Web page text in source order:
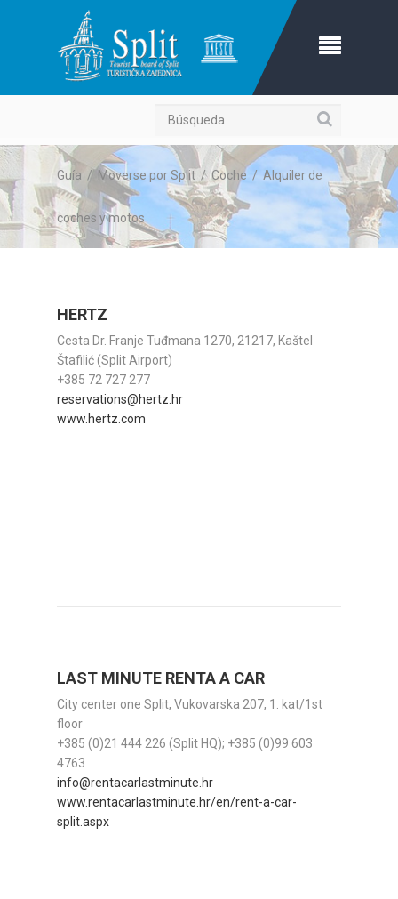
Búsqueda
Guía / Moverse por Split / Coche / Alquiler de
coches y motos
HERTZ
Cesta Dr. Franje Tuđmana 1270, 21217, Kaštel
Štafilić (Split Airport)
+385 72 727 277
reservations@hertz.hr
www.hertz.com
LAST MINUTE RENTA A CAR
City center one Split, Vukovarska 207, 1. kat/1st
floor
+385 (0)21 444 226 (Split HQ); +385 (0)99 603
4763
info@rentacarlastminute.hr
www.rentacarlastminute.hr/en/rent-a-car-
split.aspx